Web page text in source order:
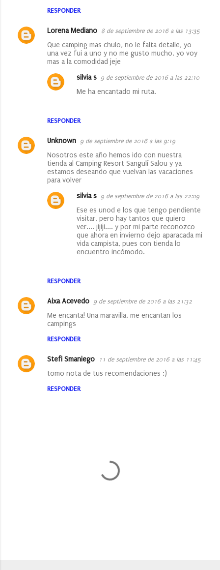
RESPONDER
Lorena Mediano 8 de septiembre de 2016 a las 13:35
Que camping mas chulo, no le falta detalle, yo
una vez fui a uno y no me gusto mucho, yo voy
mas a la comodidad jeje
RESPONDER
silvia s 9 de septiembre de 2016 a las 22:10
Me ha encantado mi ruta.
Unknown 9 de septiembre de 2016 a las 9:19
Nosotros este año hemos ido con nuestra
tienda al Camping Resort Sangulí Salou y ya
estamos deseando que vuelvan las vacaciones
para volver
RESPONDER
silvia s 9 de septiembre de 2016 a las 22:09
Ese es unod e los que tengo pendiente
visitar, pero hay tantos que quiero
ver.... jijiji.... y por mi parte reconozco
que ahora en invierno dejo aparacada mi
vida campista, pues con tienda lo
encuentro incómodo.
Aixa Acevedo 9 de septiembre de 2016 a las 21:32
Me encanta! Una maravilla, me encantan los
campings
RESPONDER
Stefi Smaniego 11 de septiembre de 2016 a las 11:45
tomo nota de tus recomendaciones :)
RESPONDER